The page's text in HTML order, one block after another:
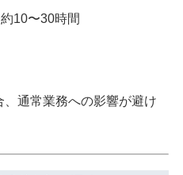
10〜30時間
通常業務への影響が避け